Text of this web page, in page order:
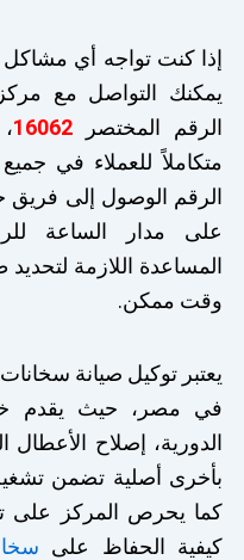
إذا كنت تواجه أي
يمكنك التواصل مع
الرقم المختصر16062
متكاملاً للعملاء في
الرقم الوصول إلى فريق
على مدار الساعة
المساعدة اللازمة
وقت ممكن.
يعتبر توكيل صيانة
في مصر، حيث يقدم
الدورية، إصلاح الأعطال
بأخرى أصلية تضمن
كما يحرص المركز على
كيفية الحفاظ على